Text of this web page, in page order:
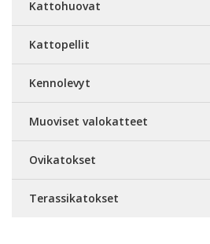
Kattohuovat
Kattopellit
Kennolevyt
Muoviset valokatteet
Ovikatokset
Terassikatokset